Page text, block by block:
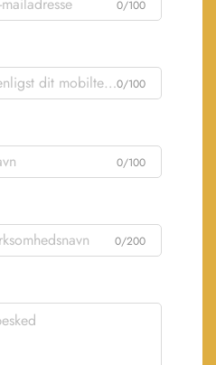
0/100
0/100
0/100
0/200